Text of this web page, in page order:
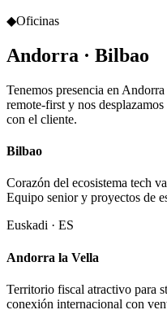
◆Oficinas
Andorra · Bilbao
Tenemos presencia en
remote-first y nos
con el cliente.
Bilbao
Corazón del ecosistema tech
Equipo senior y proyectos de
Euskadi · ES
Andorra la Vella
Territorio fiscal atractivo para
conexión internacional con